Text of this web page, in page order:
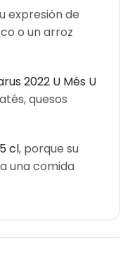
expresión de
o un arroz
2022 U Més U
quesos
cl, porque su
una comida